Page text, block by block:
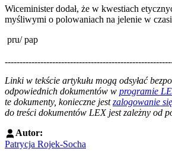
Wiceminister dodał, że w kwestiach
myśliwymi o polowaniach na jelenie w
pru/ pap
Linki w tekście artykułu mogą odsyłać
odpowiednich dokumentów w programie
te dokumenty, konieczne jestzalogowanie
do treści dokumentów LEX jest zależny od
Autor:
Patrycja Rojek-Socha